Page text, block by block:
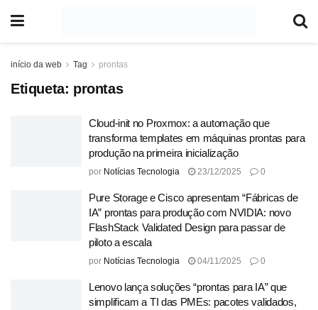
início da web Tag prontas
Etiqueta: prontas
Cloud-init no Proxmox: a automação que
transforma templates em máquinas prontas para
produção na primeira inicialização
por Notícias Tecnologia 23/12/2025 0
Pure Storage e Cisco apresentam “Fábricas de
IA” prontas para produção com NVIDIA: novo
FlashStack Validated Design para passar de
piloto a escala
por Notícias Tecnologia 04/11/2025 0
Lenovo lança soluções “prontas para IA” que
simplificam a TI das PMEs: pacotes validados,